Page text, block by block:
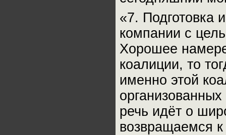
«7. Подготовка
компании с
Хорошее
коалиции, то
именно этой
речь идёт о
возвращаемся